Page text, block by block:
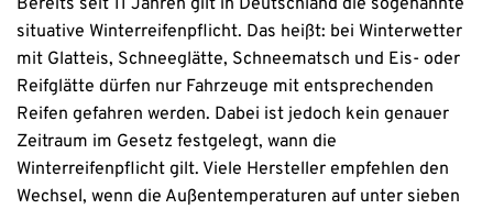
situative Winterreifenpflicht. Das heißt: bei Winterwetter
mit Glatteis, Schneeglätte, Schneematsch und Eis- oder
Reifglätte dürfen nur Fahrzeuge mit entsprechenden
Reifen gefahren werden. Dabei ist jedoch kein genauer
Zeitraum im Gesetz festgelegt, wann die
Winterreifenpflicht gilt. Viele Hersteller empfehlen den
Wechsel, wenn die Außentemperaturen auf unter sieben